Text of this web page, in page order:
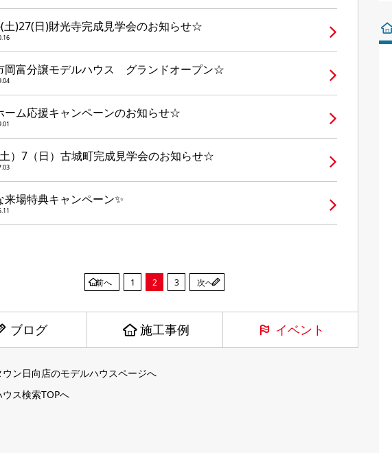
土)27(日)財光寺完成見学会のお知らせ☆
岡富分譲モデルハウス グランドオープン☆
ーム応援キャンペーンのお知らせ☆
）7（日）古城町完成見学会のお知らせ☆
来場特典キャンペーン✨
前へ 1 2 3 次へ
ブログ 施工事例 イベント
ウン日向店のモデルハウスページへ
ス検索TOPへ